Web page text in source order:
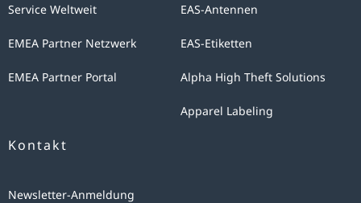
EAS-Antennen
EAS-Etiketten
Alpha High Theft Solutions
Apparel Labeling
Service Weltweit
EMEA Partner Netzwerk
EMEA Partner Portal
Kontakt
Newsletter-Anmeldung